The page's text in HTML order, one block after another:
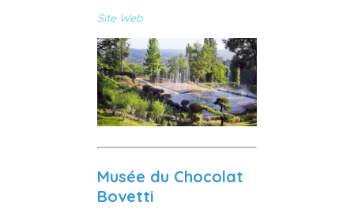
Site Web
Musée du Chocolat
Bovetti